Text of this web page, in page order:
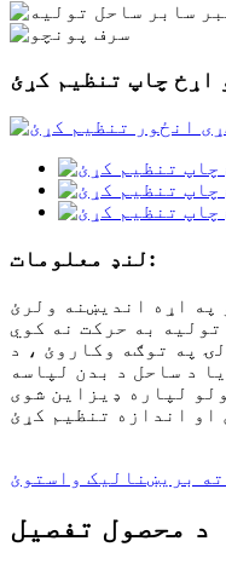
اړخ چاپ تنظیم کړئ
لنډ معلومات:
په توګه وکاروئ ، د
او اندازه تنظیم کړئ
ته بریښنالیک واستوئ
د محصول تفصیل